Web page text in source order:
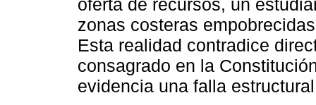
oferta de recursos, un
zonas costeras
Esta realidad contradice
consagrado en la
evidencia una falla